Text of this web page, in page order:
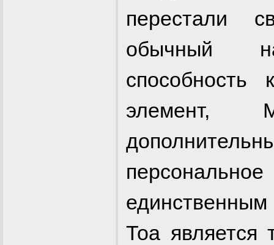
перестали
обычный
способность
элемент,
Тоа